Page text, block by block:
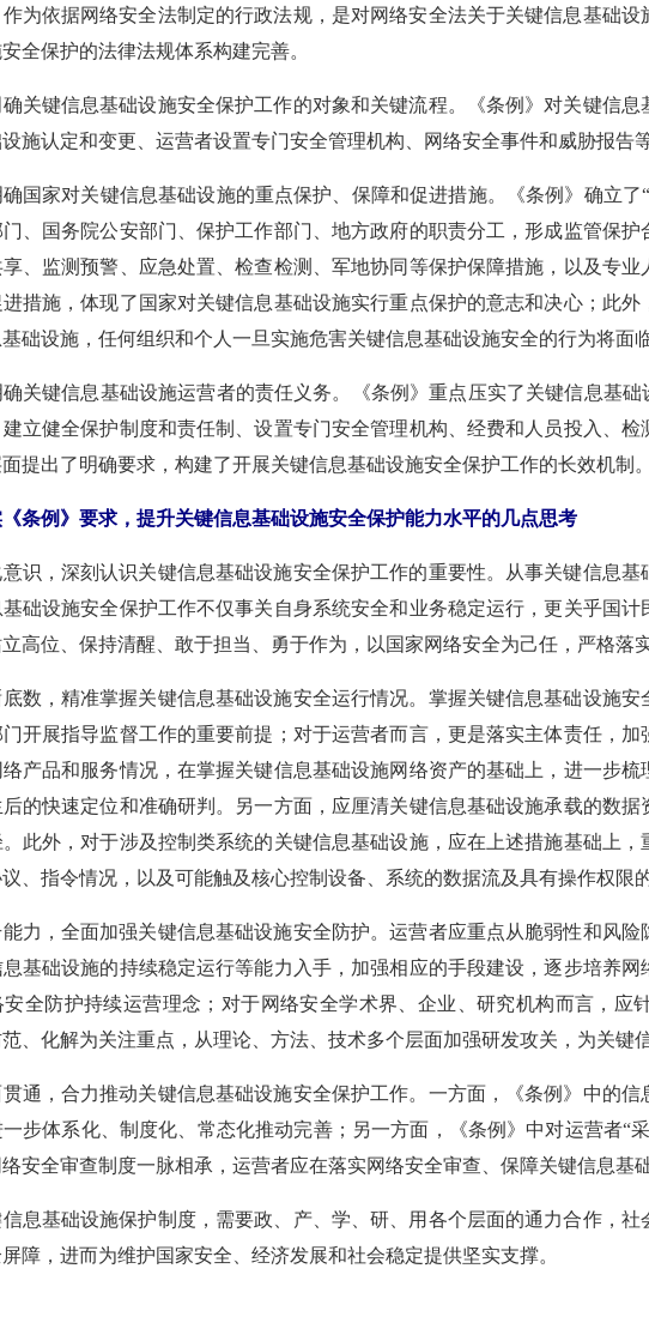
作为依据网络安全法制定的行政法规，是对网络安全法关于关键信息基础
全保护的法律法规体系构建完善。
确关键信息基础设施安全保护工作的对象和关键流程。《条例》对关键信
施认定和变更、运营者设置专门安全管理机构、网络安全事件和威胁报告
确国家对关键信息基础设施的重点保护、保障和促进措施。《条例》确立
、国务院公安部门、保护工作部门、地方政府的职责分工，形成监管保
、监测预警、应急处置、检查检测、军地协同等保护保障措施，以及专
措施，体现了国家对关键信息基础设施实行重点保护的意志和决心；此外
础设施，任何组织和个人一旦实施危害关键信息基础设施安全的行为将面
确关键信息基础设施运营者的责任义务。《条例》重点压实了关键信息基
立健全保护制度和责任制、设置专门安全管理机构、经费和人员投入、
提出了明确要求，构建了开展关键信息基础设施安全保护工作的长效机制。
条例》要求，提升关键信息基础设施安全保护能力水平的几点思考
识，深刻认识关键信息基础设施安全保护工作的重要性。从事关键信息
础设施安全保护工作不仅事关自身系统安全和业务稳定运行，更关乎国
高位、保持清醒、敢于担当、勇于作为，以国家网络安全为己任，严格落
底数，精准掌握关键信息基础设施安全运行情况。掌握关键信息基础设施
开展指导监督工作的重要前提；对于运营者而言，更是落实主体责任，
产品和服务情况，在掌握关键信息基础设施网络资产的基础上，进一步
的快速定位和准确研判。另一方面，应厘清关键信息基础设施承载的数
此外，对于涉及控制类系统的关键信息基础设施，应在上述措施基础上
、指令情况，以及可能触及核心控制设备、系统的数据流及具有操作权限
力，全面加强关键信息基础设施安全防护。运营者应重点从脆弱性和风
基础设施的持续稳定运行等能力入手，加强相应的手段建设，逐步培养
全防护持续运营理念；对于网络安全学术界、企业、研究机构而言，应
、化解为关注重点，从理论、方法、技术多个层面加强研发攻关，为关键
贯通，合力推动关键信息基础设施安全保护工作。一方面，《条例》中的
步体系化、制度化、常态化推动完善；另一方面，《条例》中对运营者“
安全审查制度一脉相承，运营者应在落实网络安全审查、保障关键信息基
息基础设施保护制度，需要政、产、学、研、用各个层面的通力合作，
障，进而为维护国家安全、经济发展和社会稳定提供坚实支撑。